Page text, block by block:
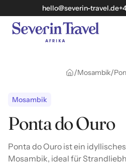
hello@severin-travel.de
/Mosambik/
Mosambik
Ponta do Ouro
Ponta do Ouro ist ein
Mosambik, ideal für